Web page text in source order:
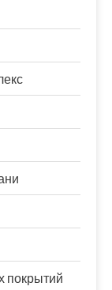
покрытий